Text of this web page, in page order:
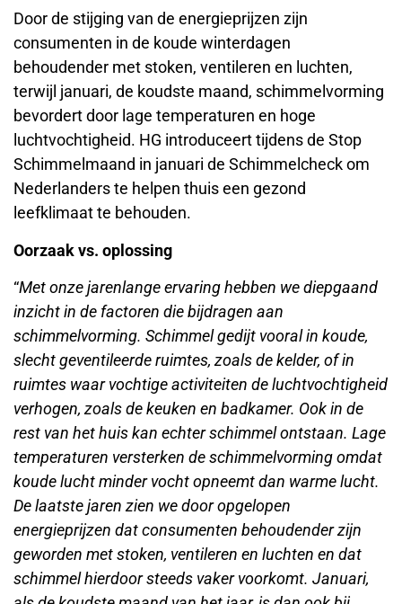
Door de stijging van de energieprijzen zijn
consumenten in de koude winterdagen
behoudender met stoken, ventileren en luchten,
terwijl januari, de koudste maand, schimmelvorming
bevordert door lage temperaturen en hoge
luchtvochtigheid. HG introduceert tijdens de Stop
Schimmelmaand in januari de Schimmelcheck om
Nederlanders te helpen thuis een gezond
leefklimaat te behouden.
Oorzaak vs. oplossing
“Met onze jarenlange ervaring hebben we diepgaand
inzicht in de factoren die bijdragen aan
schimmelvorming. Schimmel gedijt vooral in koude,
slecht geventileerde ruimtes, zoals de kelder, of in
ruimtes waar vochtige activiteiten de luchtvochtigheid
verhogen, zoals de keuken en badkamer. Ook in de
rest van het huis kan echter schimmel ontstaan. Lage
temperaturen versterken de schimmelvorming omdat
koude lucht minder vocht opneemt dan warme lucht.
De laatste jaren zien we door opgelopen
energieprijzen dat consumenten behoudender zijn
geworden met stoken, ventileren en luchten en dat
schimmel hierdoor steeds vaker voorkomt. Januari,